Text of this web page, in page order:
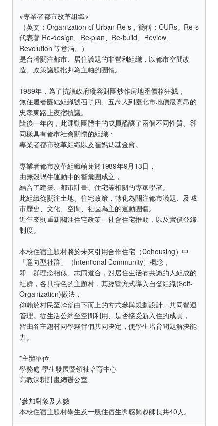
※專業者都市改革組織※
（英文：Organization of Urban Re-s，簡稱：OURs。Re-s
代表著 Re-design、Re-plan、Re-build、Review、
Revolution 等意涵。）
是台灣關注都市、居住議題的非營利組織，以都市空間改
造、政策議題批判為主軸的團體。
1989年，為了抗議政府縱容財團炒作房地產價格狂飊，
無住屋者團結組織號召了四、五萬人到臺北市地價最高昂的
忠孝東路上夜宿抗議。
隨後一年內，此運動團體中的成員醞釀了兩個不同性質、卻
同樣具有都市社會關懷的組織：
專業者都市改革組織以及崔媽媽基金會。
專業者都市改革組織萌芽於1989年9月13日，
由無殼蝸牛運動中的智囊團成立，
結合了建築、都市計畫、住宅等相關的專家學者。
此組織從關注土地、住宅政策，轉化為關注都市議題、及城
市歷史、文化、空間、社區為主的運動團體。
近年來則重新關注住宅政策、社會住宅推動，以及實價登錄
制度。
本校住宿主題村將於未來引用合作住宅（Cohousing）中
「意向型社群」（Intentional Community）概念，
即一群理念相似、志同道合，對居住生活有共識的人組成的
社群，各具特色的主題村，其經營方式導入自發組織(Self-
Organization)做法，
仰賴於村民至幹部由下而上的方式參與規劃設計、共同營運
管理。從生活公約至空間利用、是否接受新入住的成員，
皆由各主題村同學夥伴們共同決定，使學生培育問題解決能
力。
*主辦單位
學務處 學生發展暨領袖培育中心
高教深耕計畫總辦公室
*參加對象及人數
本校住宿主題村學生及一般住宿生與感興趣師長共40人。